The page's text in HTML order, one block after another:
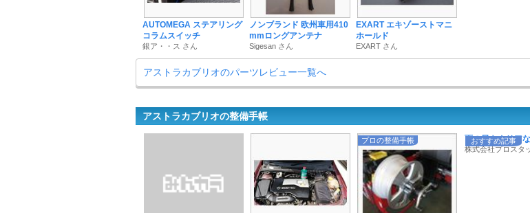
AUTOMEGA ステアリング
コラムスイッチ
銀ア・・ス さん
ノンブランド 欧州車用410
mmロングアンテナ
Sigesan さん
EXART エキゾーストマニ
ホールド
EXART さん
アストラカブリオのパーツレビュー一覧へ
アストラカブリオの整備手帳
プロの整備手帳 おすすめ記事
雨の日もクリア
株式会社プロスタ